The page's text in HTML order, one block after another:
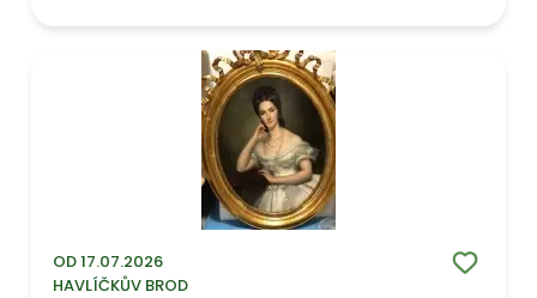
OD 17.07.2026
HAVLÍČKŮV BROD